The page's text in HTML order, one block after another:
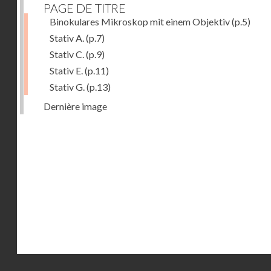
PAGE DE TITRE
Binokulares Mikroskop mit einem Objektiv(p.5)
Stativ A. (p.7)
Stativ C. (p.9)
Stativ E. (p.11)
Stativ G. (p.13)
Dernière image